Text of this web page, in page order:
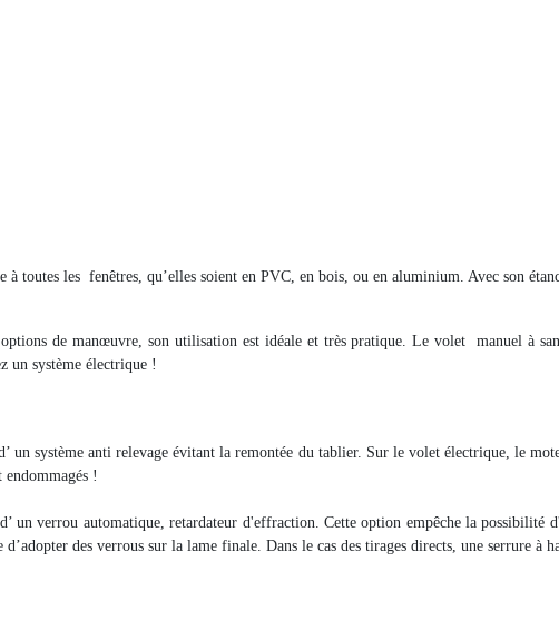
à toutes les fenêtres, qu’elles soient en PVC, en bois, ou en aluminium. Avec son
de manœuvre, son utilisation est idéale et très pratique. Le volet
manuel à
un système électrique !
un système anti relevage évitant la remontée du tablier. Sur le volet électrique, le
!
un verrou automatique, retardateur d'effraction. Cette option empêche la
des verrous sur la lame finale. Dans le cas des tirages directs, une serrure à